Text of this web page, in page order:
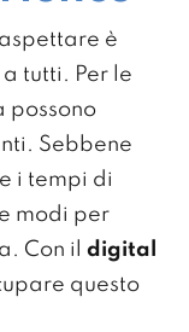
è
tutti. Per le
possono
Sebbene
i tempi di
modi per
Con il digital
questo